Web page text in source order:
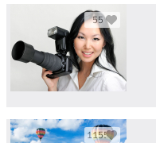
55
1155